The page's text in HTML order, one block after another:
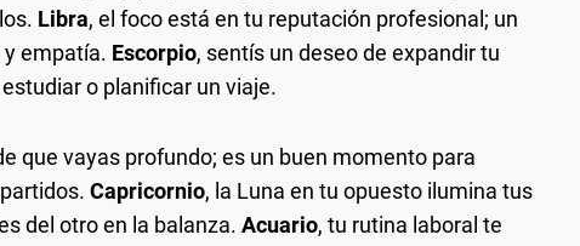
Libra, el foco está en tu reputación profesional; un
empatía. Escorpio, sentís un deseo de expandir tu
o planificar un viaje.
que vayas profundo; es un buen momento para
Capricornio, la Luna en tu opuesto ilumina tus
del otro en la balanza. Acuario, tu rutina laboral te